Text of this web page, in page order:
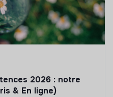
2026 : notre
& En ligne)